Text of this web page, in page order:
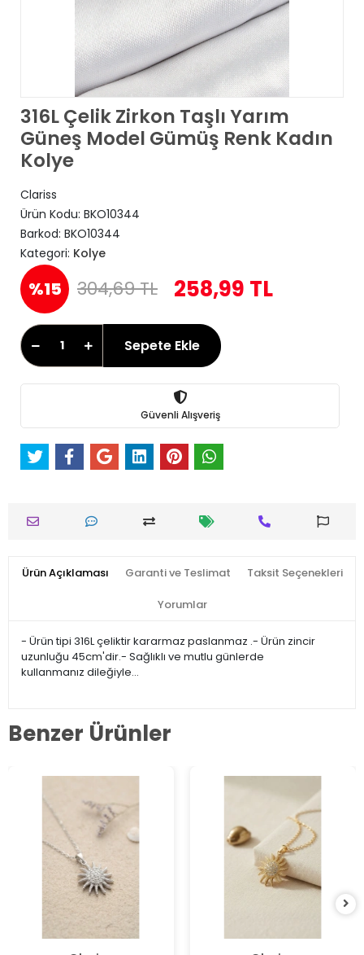
316L Çelik Zirkon Taşlı Yarım
Güneş Model Gümüş Renk Kadın
Kolye
Clariss
Ürün Kodu: BKO10344
Barkod: BKO10344
Kategori: Kolye
%15 304,69 TL 258,99 TL
Sepete Ekle
Güvenli Alışveriş
Ürün Açıklaması Garanti ve Teslimat Taksit Seçenekleri
Yorumlar
- Ürün tipi 316L çeliktir kararmaz paslanmaz .- Ürün zincir
uzunluğu 45cm'dir.- Sağlıklı ve mutlu günlerde
kullanmanız dileğiyle…
Benzer Ürünler